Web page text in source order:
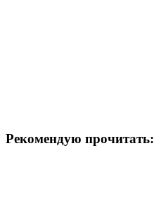
Рекомендую прочитать: